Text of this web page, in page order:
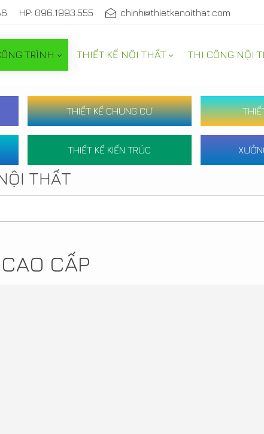
HP: 096.1993.555 chinh@thietkenoithat.com
TRÌNH THIẾT KẾ NỘI THẤT THI CÔNG NỘI
THIẾT KẾ CHUNG CƯ
THIẾT KẾ KIẾN TRÚC
THẤT
CẤP